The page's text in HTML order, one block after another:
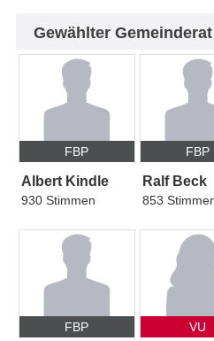
Gewählter Gemeinderat
FBP
Albert Kindle
930 Stimmen
FBP
Ralf Beck
853
FBP VU